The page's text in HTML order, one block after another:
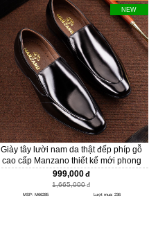
NEW
Giày tây lười nam da thật đếp phíp gỗ
cao cấp Manzano thiết kế mới phong
cách doanh nhân M66285
999,000
1,665,000
MSP: M66285 Lượt mua: 236